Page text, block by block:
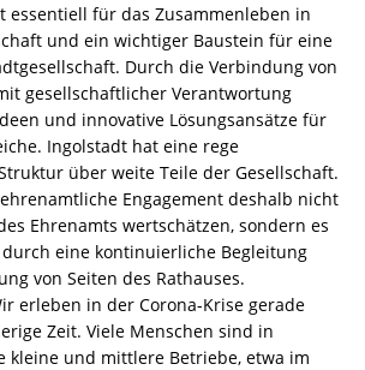
essentiell für das Zusammenleben in
und ein wichtiger Baustein für eine
Durch die Verbindung von
gesellschaftlicher Verantwortung
und innovative Lösungsansätze für
Ingolstadt hat eine rege
über weite Teile der Gesellschaft.
Engagement deshalb nicht
Ehrenamts wertschätzen, sondern es
eine kontinuierliche Begleitung
von Seiten des Rathauses.
erleben in der Corona-Krise gerade
Zeit. Viele Menschen sind in
kleine und mittlere Betriebe, etwa im